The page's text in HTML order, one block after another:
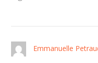
Emmanuelle